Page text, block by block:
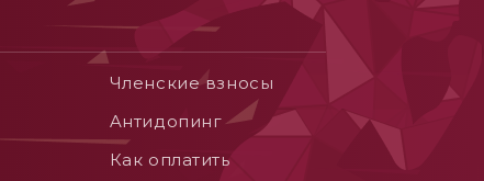
Членские взносы
Aнтидопинг
Как оплатить